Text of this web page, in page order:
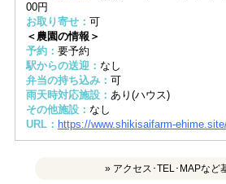
00円
お取り寄せ： 可
＜農園の情報＞
予約： 要予約
駅からの送迎： なし
弁当の持ち込み： 可
雨天時対応施設： あり(ハウス)
その他施設： なし
URL： https://www.shikisaifarm-
» アクセス･TEL･MAPなど